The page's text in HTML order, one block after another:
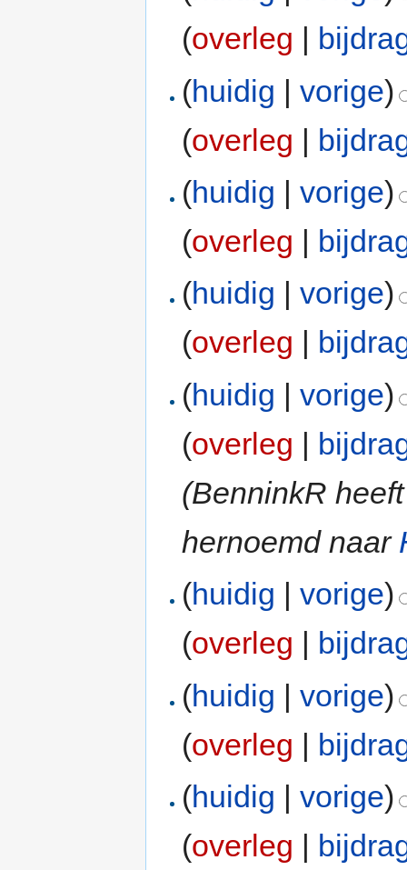
(overleg |
(huidig |vorige)
(overleg |
(huidig |vorige)
(overleg |
(huidig |vorige)
(overleg
(huidig |vorige)
(overleg |
(BenninkR
hernoemd naar
(huidig |vorige)
(overleg |
(huidig |vorige)
(overleg |
(huidig |vorige)
(overleg |